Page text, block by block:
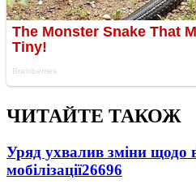
ЧИТАЙТЕ ТАКОЖ
Уряд ухвалив зміни щодо
мобілізації26696